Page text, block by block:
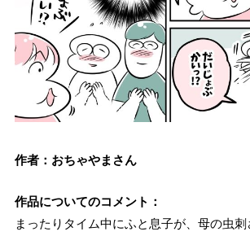
作者：おちゃやまさん
作品についてのコメント：
まったりタイム中にふと息子が、母の虫